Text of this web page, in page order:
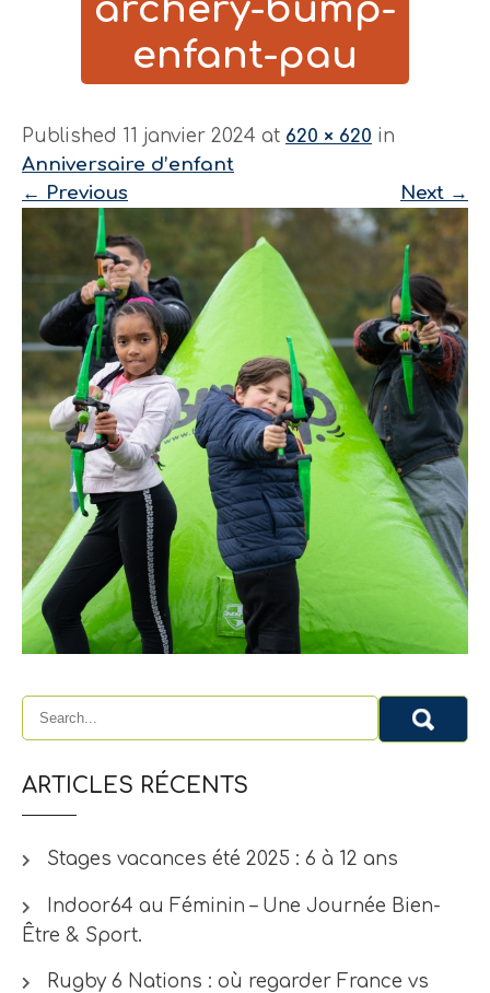
archery-bump-
enfant-pau
Published 11 janvier 2024 at 620 × 620 in
Anniversaire d’enfant
← Previous Next →
ARTICLES RÉCENTS
Stages vacances été 2025 : 6 à 12 ans
Indoor64 au Féminin – Une Journée Bien-
Être & Sport.
Rugby 6 Nations : où regarder France vs